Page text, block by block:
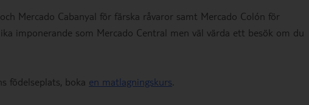
Mercado Cabanyal för färska råvaror samt Mercado Colón för
imponerande som Mercado Central men väl värda ett besök om du
födelseplats, boka en matlagningskurs.